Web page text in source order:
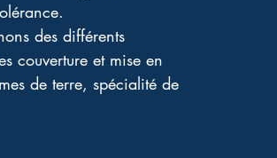
des différents
couverture et mise en
de terre, spécialité de